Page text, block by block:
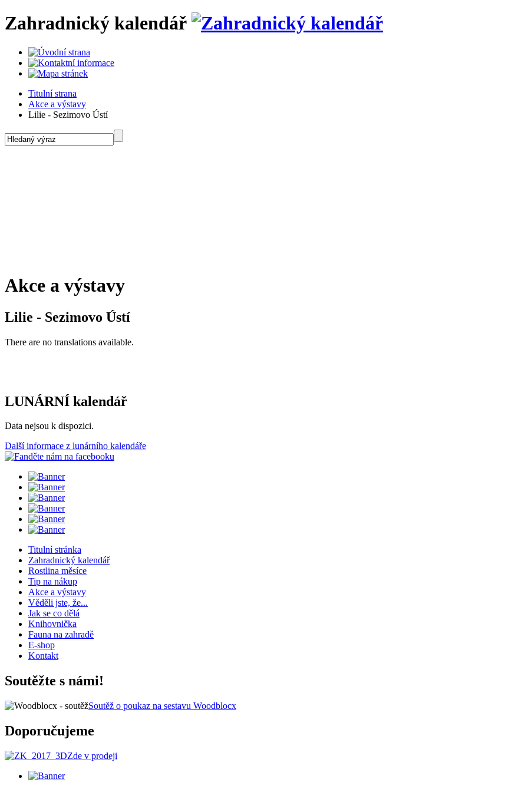
Zahradnický kalendář
Titulní strana
Akce a výstavy
Lilie - Sezimovo Ústí
Akce a výstavy
Lilie - Sezimovo Ústí
There are no translations available.
LUNÁRNÍ kalendář
Data nejsou k dispozici.
Další informace z lunárního kalendáře
Titulní stránka
Zahradnický kalendář
Rostlina měsíce
Tip na nákup
Akce a výstavy
Věděli jste, že...
Jak se co dělá
Knihovnička
Fauna na zahradě
E-shop
Kontakt
Soutěžte s námi!
Soutěž o poukaz na sestavu Woodblocx
Doporučujeme
Zde v prodeji